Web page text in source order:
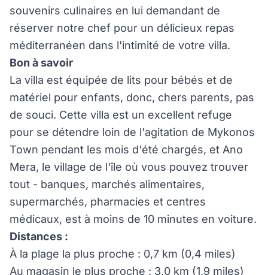
souvenirs culinaires en lui demandant de
réserver notre chef pour un délicieux repas
méditerranéen dans l'intimité de votre villa.
Bon à savoir
La villa est équipée de lits pour bébés et de
matériel pour enfants, donc, chers parents, pas
de souci. Cette villa est un excellent refuge
pour se détendre loin de l'agitation de Mykonos
Town pendant les mois d'été chargés, et Ano
Mera, le village de l'île où vous pouvez trouver
tout - banques, marchés alimentaires,
supermarchés, pharmacies et centres
médicaux, est à moins de 10 minutes en voiture.
Distances :
À la plage la plus proche : 0,7 km (0,4 miles)
Au magasin le plus proche : 3,0 km (1,9 miles)